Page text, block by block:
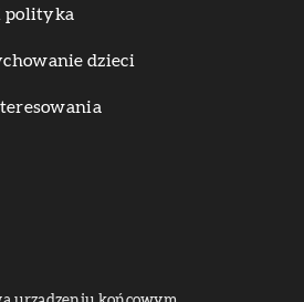
polityka
dzieci